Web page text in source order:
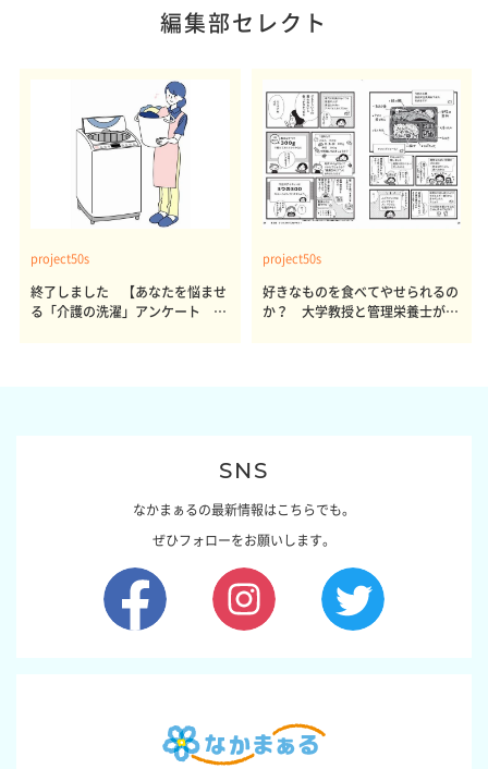
編集部セレクト
project50s
終了しました 【あなたを悩ませ
る「介護の洗濯」アンケート 体
project50s
好きなものを食べてやせられるの
か？ 大学教授と管理栄養士が出
SNS
なかまぁるの最新情報はこちらでも。
ぜひフォローをお願いします。